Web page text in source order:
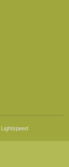
Lightspeed